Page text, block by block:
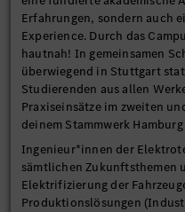
Erfahrungen, sondern auch
Experience. Durch das
hautnah! In gemeinsamen
überwiegend in Stuttgart
Studierenden aus allen
Praxiseinsätze im zweiten
deinem Stammwerk
Ingenieur*innen der
sämtlichen Zukunftsthemen
Elektrifizierung der
Produktionslösungen